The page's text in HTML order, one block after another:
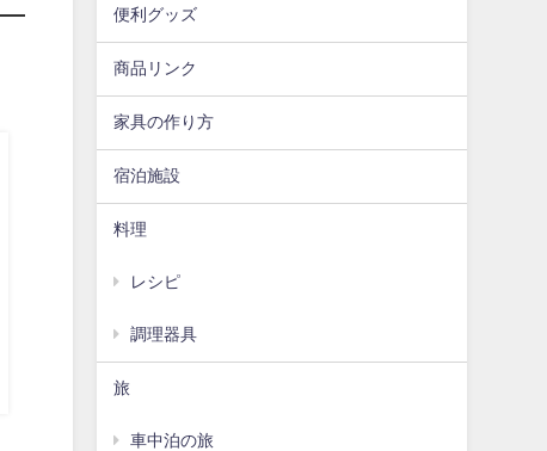
便利グッズ
商品リンク
家具の作り方
宿泊施設
料理
レシピ
調理器具
旅
車中泊の旅